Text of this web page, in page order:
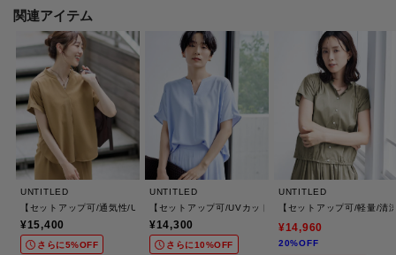
襟あきになります。
※この製品は、太陽光線中の紫外線（UV）を通しにくくします。この効果は
永久的ではありません。
※照明の関係により、実際よりも色味が違って見える場合があります。ま
た、パソコン・スマートフォンなどの環境により、若干製品と画像のカラー
が異なる場合もございます。
▽気になるアイテムは『お気に入り登録』がおすすめです！▽
関連アイテム
UNTITLED
【セットアップ可/通気性/UVカット】エアリークールブラウス
¥15,400
さらに5%OFF
UNTITLED
【セットアップ可/UVカット/接触冷感/UVカット】リラ
¥14,300
さらに10%OFF
UNTITLED
【セットアップ可/軽量/清
¥14,960
20%OFF